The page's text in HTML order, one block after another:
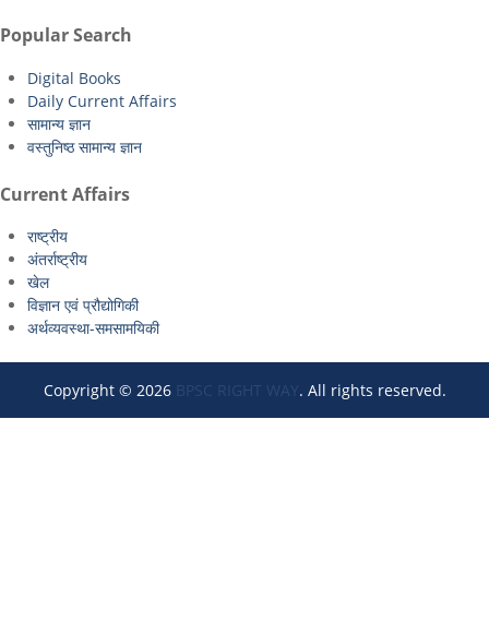
Popular Search
Digital Books
Daily Current Affairs
सामान्य ज्ञान
वस्तुनिष्ठ सामान्य ज्ञान
Current Affairs
राष्ट्रीय
अंतर्राष्ट्रीय
खेल
विज्ञान एवं प्रौद्योगिकी
अर्थव्यवस्था-समसामयिकी
Copyright © 2026 BPSC RIGHT WAY . All rights reserved.